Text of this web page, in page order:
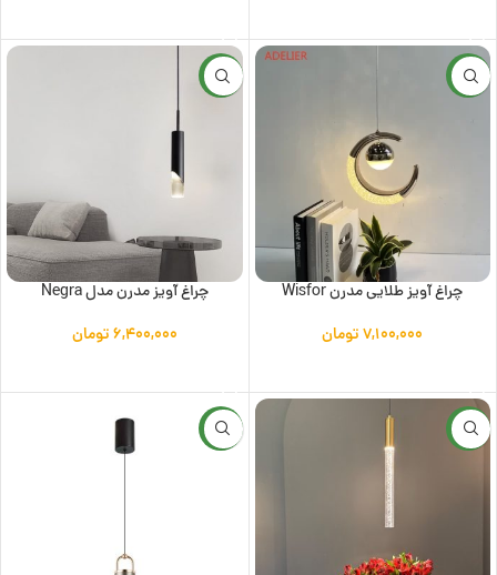
جدید
چراغ آویز طلایی مدرن Wisfor
۷,۱۰۰,۰۰۰تومان
جدید
چراغ آویز مدرن مدل Negra
۶,۴۰۰,۰۰۰تومان
جدید جدید